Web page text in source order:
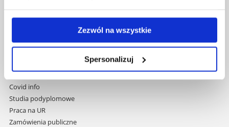
Zezwól na wszystkie
Spersonalizuj
35-959 Rzeszów
nawigację
przejdź
do
treści
Polityka prywatności
Mapa serwisu
Wydawnictwo
Covid info
Studia podyplomowe
Praca na UR
Zamówienia publiczne